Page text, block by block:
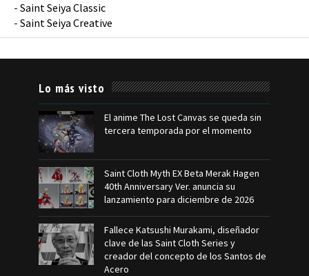
- Saint Seiya Classic
- Saint Seiya Creative
Lo más visto
El anime The Lost Canvas se queda sin
tercera temporada por el momento
Saint Cloth Myth EX Beta Merak Hagen
40th Anniversary Ver. anuncia su
lanzamiento para diciembre de 2026
Fallece Katsushi Murakami, diseñador
clave de las Saint Cloth Series y
creador del concepto de los Santos de
Acero